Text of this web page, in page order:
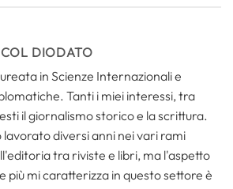
DIODATO
in Scienze Internazionali e
Tanti i miei interessi, tra
il giornalismo storico e la scrittura.
lavorato diversi anni nei vari rami
tra riviste e libri, ma l'aspetto
più mi caratterizza in questo settore è